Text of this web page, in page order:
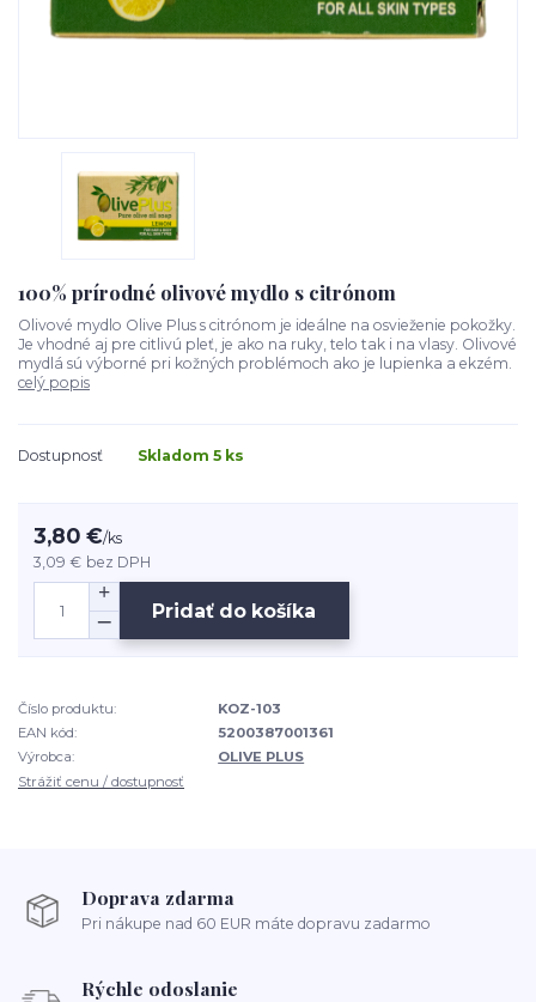
100% prírodné olivové mydlo s citrónom
Olivové mydlo Olive Plus s citrónom je ideálne na osvieženie pokožky.
Je vhodné aj pre citlivú pleť, je ako na ruky, telo tak i na vlasy. Olivové
mydlá sú výborné pri kožných problémoch ako je lupienka a ekzém.
celý popis
Dostupnosť Skladom 5 ks
3,80 €/ks
3,09 € bez DPH
Pridať do košíka
Číslo produktu:
KOZ-103
EAN kód:
5200387001361
Výrobca:
OLIVE PLUS
Strážiť cenu / dostupnosť
Doprava zdarma
Pri nákupe nad 60 EUR máte dopravu zadarmo
Rýchle odoslanie